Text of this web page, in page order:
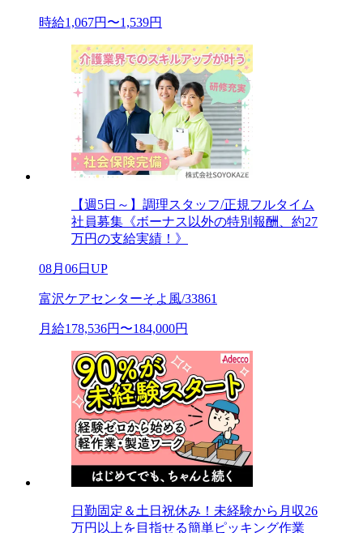
時給1,067円〜1,539円
【週5日～】調理スタッフ/正規フルタイム
社員募集《ボーナス以外の特別報酬、約27
万円の支給実績！》
08月06日UP
富沢ケアセンターそよ風/33861
月給178,536円〜184,000円
日勤固定＆土日祝休み！未経験から月収26
万円以上を目指せる簡単ピッキング作業